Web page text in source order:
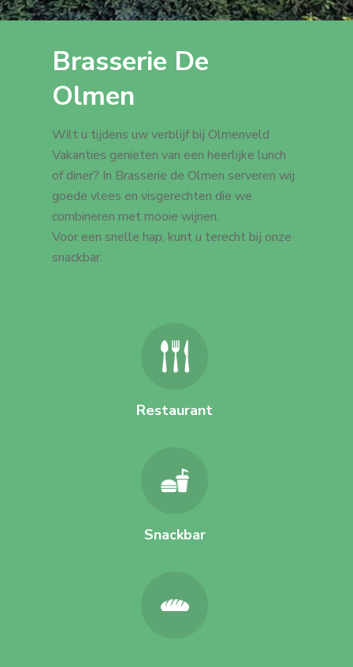
Brasserie De
Olmen
Wilt u tijdens uw verblijf bij Olmenveld
Vakanties genieten van een heerlijke lunch
of diner? In Brasserie de Olmen serveren wij
goede vlees en visgerechten die we
combineren met mooie wijnen.
Voor een snelle hap, kunt u terecht bij onze
snackbar.
Restaurant
Snackbar